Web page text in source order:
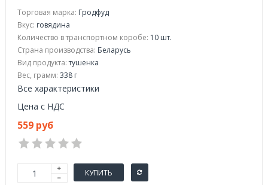
Торговая марка: Гродфуд
Вкус: говядина
Количество в транспортном коробе: 10 шт.
Страна производства: Беларусь
Вид продукта:тушенка
Вес, грамм: 338 г
Все характеристики
Цена с НДС
559 руб
КУПИТЬ